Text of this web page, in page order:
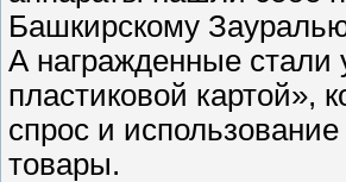
Башкирскому
А награжденные стали
пластиковой картой»,
спрос и
товары.